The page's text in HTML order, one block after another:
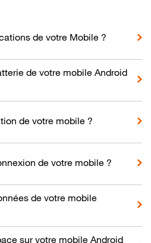
de votre Mobile ?
de votre mobile Android
de votre mobile ?
de votre mobile ?
de votre mobile
sur votre mobile Android